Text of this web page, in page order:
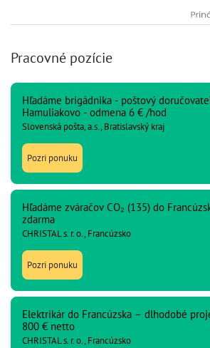
Pracovné pozície
Hľadáme brigádnika - poštový
Hamuliakovo - odmena 6 € /hod
Slovenská pošta, a.s., Bratislavský kraj
Pozri ponuku
Hľadáme zváračov CO₂ (135) do
zdarma
CHRISTAL s. r. o., Francúzsko
Pozri ponuku
Elektrikár do Francúzska – dlhodobé
800 € netto
CHRISTAL s. r. o., Francúzsko